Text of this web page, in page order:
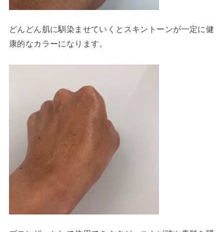
どんどん肌に馴染ませていくとスキントーンが一定に健
康的なカラーになります。